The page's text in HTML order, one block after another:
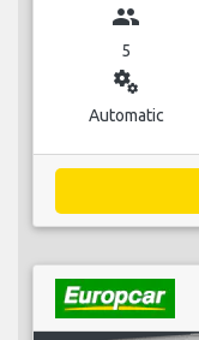
group
5
miscellaneous_services
Automatic